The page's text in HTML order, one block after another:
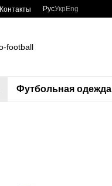
Контакты РусУкр Eng
Футбольная одежда